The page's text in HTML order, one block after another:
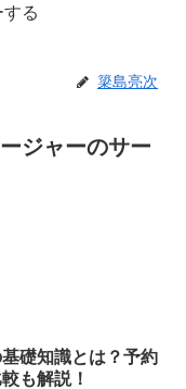
る
簗島亮次
ジャーのサー
礎知識とは？予約
も解説！